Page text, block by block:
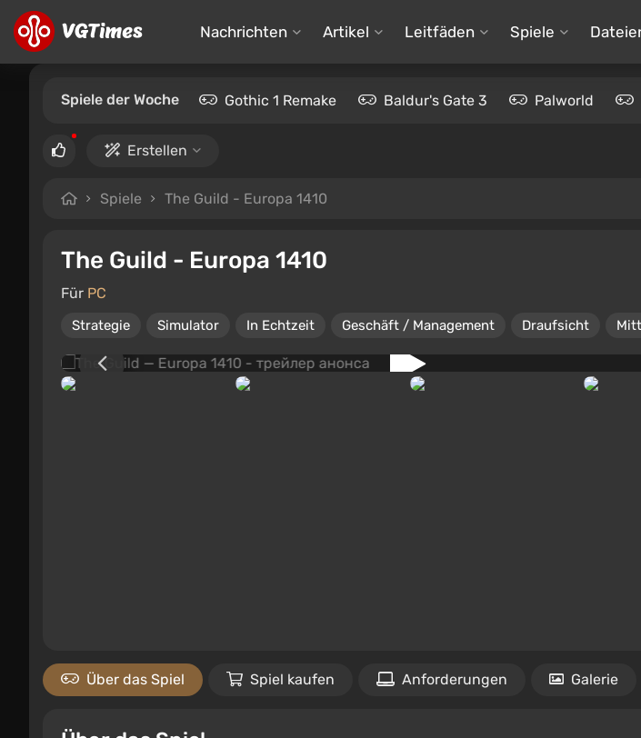
Nachrichten Artikel Leitfäden Spiele
Spiele der Woche Gothic 1 Remake Baldur's Gate 3 Palworld
Erstellen
Spiele The Guild - Europa 1410
The Guild - Europa 1410
Für PC
Strategie Simulator In Echtzeit Geschäft / Management Draufsicht
Über das Spiel Spiel kaufen Anforderungen Galerie